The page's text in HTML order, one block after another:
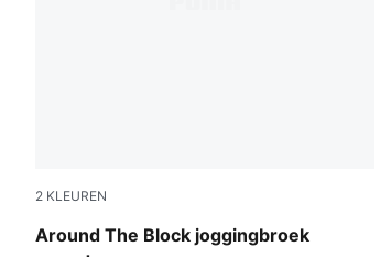
2 KLEUREN
Around The Block joggingbroek
Cool Weather